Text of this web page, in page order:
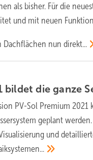
als bisher. Für die
und mit neuen
Dachflächen nundirekt...
bildet die ganze
PV-Sol Premium
geplant
und